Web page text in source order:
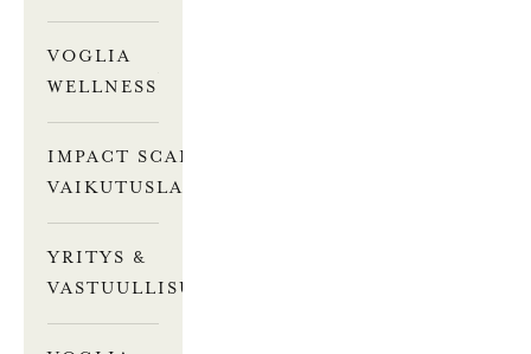
VOGLIA
WELLNESS
IMPACT SCALE –
VAIKUTUSLASKURI
YRITYS &
VASTUULLISUUS